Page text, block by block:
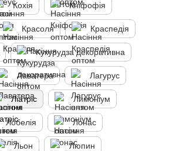
Кохія Кніфофія
Красоля Краспедія
Кукурудза декоративна
Лаватера Лагурус
Ліатріс Лимоніум
Лобелія Лонас
Льон Люпин